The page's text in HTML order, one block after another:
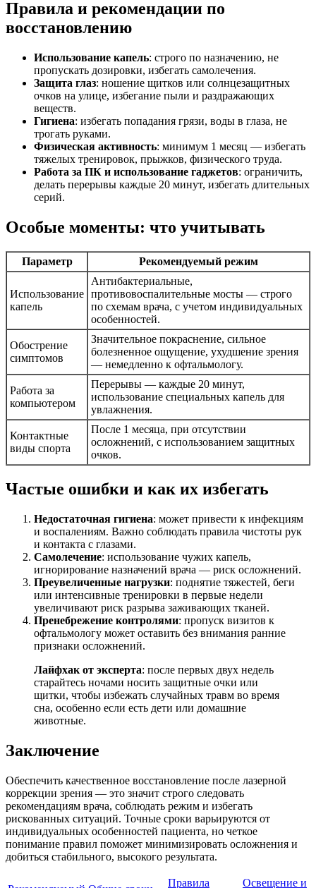
Правила и рекомендации по
восстановлению
Использование капель: строго по назначению, не
пропускать дозировки, избегать самолечения.
Защита глаз: ношение щитков или солнцезащитных
очков на улице, избегание пыли и раздражающих
веществ.
Гигиена: избегать попадания грязи, воды в глаза, не
трогать руками.
Физическая активность: минимум 1 месяц — избегать
тяжелых тренировок, прыжков, физического труда.
Работа за ПК и использование гаджетов: ограничить,
делать перерывы каждые 20 минут, избегать длительных
серий.
Особые моменты: что учитывать
Параметр Рекомендуемый режим
Использование
капель
Антибактериальные,
противовоспалительные мосты — строго
по схемам врача, с учетом индивидуальных
особенностей.
Обострение
симптомов
Значительное покраснение, сильное
болезненное ощущение, ухудшение зрения
— немедленно к офтальмологу.
Работа за
компьютером
Перерывы — каждые 20 минут,
использование специальных капель для
увлажнения.
Контактные
виды спорта
После 1 месяца, при отсутствии
осложнений, с использованием защитных
очков.
Частые ошибки и как их избегать
Недостаточная гигиена: может привести к инфекциям
и воспалениям. Важно соблюдать правила чистоты рук
и контакта с глазами.
Самолечение: использование чужих капель,
игнорирование назначений врача — риск осложнений.
Преувеличенные нагрузки: поднятие тяжестей, беги
или интенсивные тренировки в первые недели
увеличивают риск разрыва заживающих тканей.
Пренебрежение контролями: пропуск визитов к
офтальмологу может оставить без внимания ранние
признаки осложнений.
Лайфхак от эксперта: после первых двух недель
старайтесь ночами носить защитные очки или
щитки, чтобы избежать случайных травм во время
сна, особенно если есть дети или домашние
животные.
Заключение
Обеспечить качественное восстановление после лазерной
коррекции зрения — это значит строго следовать
рекомендациям врача, соблюдать режим и избегать
рискованных ситуаций. Точные сроки варьируются от
индивидуальных особенностей пациента, но четкое
понимание правил поможет минимизировать осложнения и
добиться стабильного, высокого результата.
Правила Освещение и